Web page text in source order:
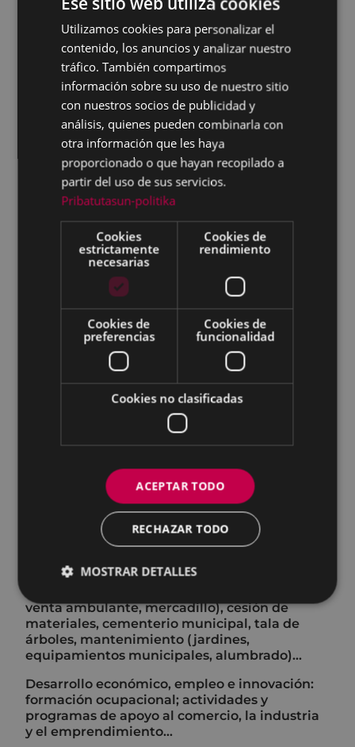
matrimonios civiles, fé pública, recursos
contencioso-administrativos, administración
electoral…
Estadística - Padrón municipal de
habitantes: altas, bajas, cambio de domicilio,
volantes...
Personal: procesos de selección, contratación
de personal, bolsas de trabajo, procesos de
estabilización, acceso a información pública…
Otras solicitudes de Personal
Tesorería y rentas: impuestos, tasas y precios
públicos; bonificaciones y exenciones,
recibos, aplazamiento y fraccionamiento de
pagos, domiciliaciones bancarias, domicilio
fiscal, garantías y avales, compensaciones y
Urbanismo y medio ambiente: licencias y
comunicados de obra, licencias y
comunicaciones previas de actividades,
ocupaciones (andamios, mesas y sillas,
Obras: obras de promoción municipal,
urbanización de zonas públicas, creación de
equipamientos deportivos y culturales,
reformas en edificios públicos,
mantenimiento de viales urbanos y rurales,
supervisión de obras privadas en dominio
público...
venta ambulante, mercadillo), cesión de
materiales, cementerio municipal, tala de
árboles, mantenimiento (jardines,
equipamientos municipales, alumbrado)...
Desarrollo económico, empleo e innovación:
formación ocupacional; actividades y
programas de apoyo al comercio, la industria
y el emprendimiento...
BASQUE
SPANISH
Utilizamos cookies para personalizar el
contenido, los anuncios y analizar nuestro
tráfico. También compartimos
información sobre su uso de nuestro sitio
con nuestros socios de publicidad y
análisis, quienes pueden combinarla con
otra información que les haya
proporcionado o que hayan recopilado a
partir del uso de sus servicios.
Pribatutasun-politika
Cookies
estrictamente
necesarias
Cookies de
rendimiento
Cookies de
preferencias
Cookies de
funcionalidad
Cookies no clasificadas
ACEPTAR TODO
RECHAZAR TODO
MOSTRAR DETALLES